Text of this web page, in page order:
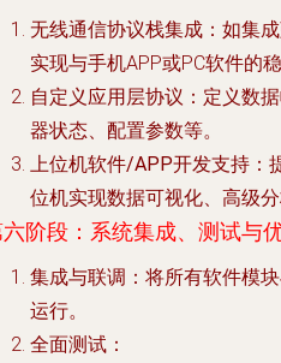
无线通信协议栈集成 ：如集
实现与手机APP或PC软件的
自定义应用层协议 ：定义数
器状态、配置参数等。
上位机软件/APP开发支持 ：
位机实现数据可视化、高级分
阶段：系统集成、测试与
集成与联调 ：将所有软件模
运行。
全面测试 ：